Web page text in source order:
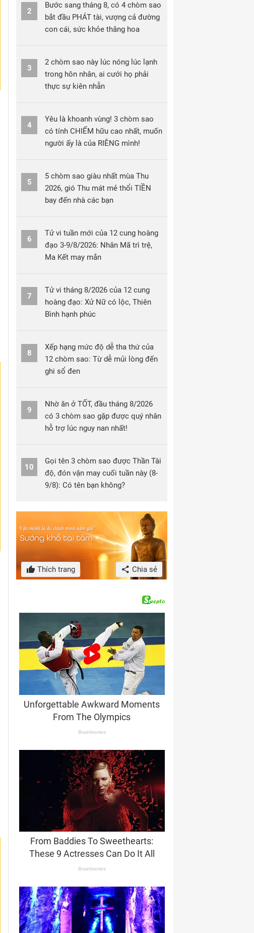
2
Bước sang tháng 8, có 4 chòm sao
bắt đầu PHÁT tài, vượng cả đường
con cái, sức khỏe thăng hoa
3
2 chòm sao này lúc nóng lúc lạnh
trong hôn nhân, ai cưới họ phải
thực sự kiên nhẫn
4
Yêu là khoanh vùng! 3 chòm sao
có tính CHIẾM hữu cao nhất, muốn
người ấy là của RIÊNG mình!
5
5 chòm sao giàu nhất mùa Thu
2026, gió Thu mát mẻ thổi TIỀN
bay đến nhà các bạn
6
Tử vi tuần mới của 12 cung hoàng
đạo 3-9/8/2026: Nhân Mã trì trệ,
Ma Kết may mắn
7
Tử vi tháng 8/2026 của 12 cung
hoàng đạo: Xử Nữ có lộc, Thiên
Bình hạnh phúc
8
Xếp hạng mức độ dễ tha thứ của
12 chòm sao: Từ dễ mủi lòng đến
ghi sổ đen
9
Nhờ ăn ở TỐT, đầu tháng 8/2026
có 3 chòm sao gặp được quý nhân
hỗ trợ lúc nguy nan nhất!
10
Gọi tên 3 chòm sao được Thần Tài
độ, đón vận may cuối tuần này (8-
9/8): Có tên bạn không?
Thích trang Chia sẻ